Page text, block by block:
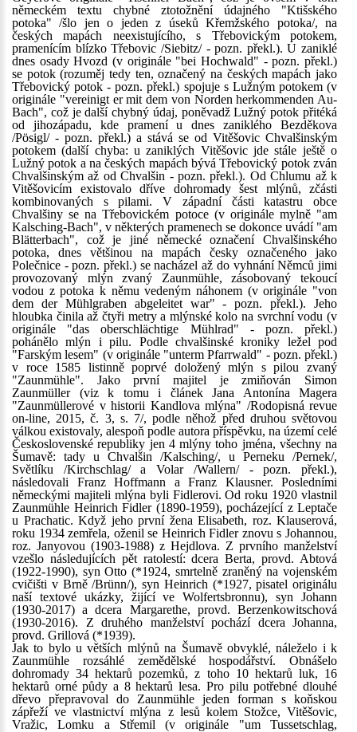
německém textu chybné ztotožnění údajného "Ktišského
potoka" /šlo jen o jeden z úseků Křemžského potoka/, na
českých mapách neexistujícího, s Třebovickým potokem,
pramenícím blízko Třebovic /Siebitz/ - pozn. překl.). U zaniklé
dnes osady Hvozd (v originále "bei Hochwald" - pozn. překl.)
se potok (rozuměj tedy ten, označený na českých mapách jako
Třebovický potok - pozn. překl.) spojuje s Lužným potokem (v
originále "vereinigt er mit dem von Norden herkommenden Au-
Bach", což je další chybný údaj, poněvadž Lužný potok přitéká
od jihozápadu, kde pramení u dnes zaniklého Bezděkova
/Pösigl/ - pozn. překl.) a stává se od Vitěšovic Chvalšinským
potokem (další chyba: u zaniklých Vitěšovic jde stále ještě o
Lužný potok a na českých mapách bývá Třebovický potok zván
Chvalšinským až od Chvalšin - pozn. překl.). Od Chlumu až k
Vitěšovicím existovalo dříve dohromady šest mlýnů, zčásti
kombinovaných s pilami. V západní části katastru obce
Chvalšiny se na Třebovickém potoce (v originále mylně "am
Kalsching-Bach", v některých pramenech se dokonce uvádí "am
Blätterbach", což je jiné německé označení Chvalšinského
potoka, dnes většinou na mapách česky označeného jako
Polečnice - pozn. překl.) se nacházel až do vyhnání Němců jimi
provozovaný mlýn zvaný Zaunmühle, zásobovaný tekoucí
vodou z potoka k němu vedeným náhonem (v originále "von
dem der Mühlgraben abgeleitet war" - pozn. překl.). Jeho
hloubka činila až čtyři metry a mlýnské kolo na svrchní vodu (v
originále "das oberschlächtige Mühlrad" - pozn. překl.)
pohánělo mlýn i pilu. Podle chvalšinské kroniky ležel pod
"Farským lesem" (v originále "unterm Pfarrwald" - pozn. překl.)
v roce 1585 listinně poprvé doložený mlýn s pilou zvaný
"Zaunmühle". Jako první majitel je zmiňován Simon
Zaunmüller (viz k tomu i článek Jana Antonína Magera
"Zaunmüllerové v historii Kandlova mlýna" /Rodopisná revue
on-line, 2015, č. 3, s. 7/, podle něhož před druhou světovou
válkou existovaly, alespoň podle autora příspěvku, na území celé
Československé republiky jen 4 mlýny toho jména, všechny na
Šumavě: tady u Chvalšin /Kalsching/, u Perneku /Pernek/,
Světlíku /Kirchschlag/ a Volar /Wallern/ - pozn. překl.),
následovali Franz Hoffmann a Franz Klausner. Posledními
německými majiteli mlýna byli Fidlerovi. Od roku 1920 vlastnil
Zaunmühle Heinrich Fidler (1890-1959), pocházející z Leptače
u Prachatic. Když jeho první žena Elisabeth, roz. Klauserová,
roku 1934 zemřela, oženil se Heinrich Fidler znovu s Johannou,
roz. Janyovou (1903-1988) z Hejdlova. Z prvního manželství
vzešlo následujících pět ratolestí: dcera Berta, provd. Abtová
(1922-1990), syn Otto (*1924, smrtelně zraněný na vojenském
cvičišti v Brně /Brünn/), syn Heinrich (*1927, pisatel originálu
naší textové ukázky, žijící ve Wolfertsbronnu), syn Johann
(1930-2017) a dcera Margarethe, provd. Berzenkowitschová
(1930-2016). Z druhého manželství pochází dcera Johanna,
provd. Grillová (*1939).
Jak to bylo u větších mlýnů na Šumavě obvyklé, náleželo i k
Zaunmühle rozsáhlé zemědělské hospodářství. Obnášelo
dohromady 34 hektarů pozemků, z toho 10 hektarů luk, 16
hektarů orné půdy a 8 hektarů lesa. Pro pilu potřebné dlouhé
dřevo přepravoval do Zaunmühle jeden forman s koňskou
zápřeží ve vlastnictví mlýna z lesů kolem Stožce, Vitěšovic,
Vražic, Lomku a Střemil (v originále "um Tussetschlag,